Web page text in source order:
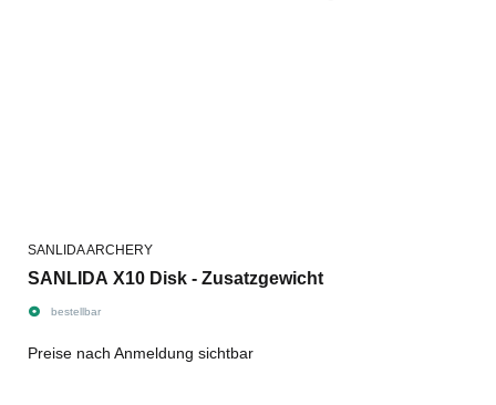
SANLIDA ARCHERY
SANLIDA X10 Disk - Zusatzgewicht
bestellbar
Preise nach Anmeldung sichtbar